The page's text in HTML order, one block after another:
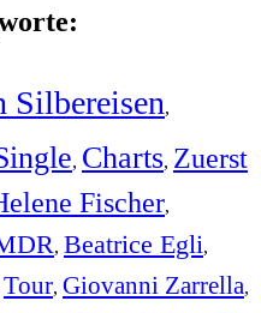
Silbereisen,
, Charts, Zuerst
Fischer,
, Beatrice Egli,
Tour, Giovanni Zarrella,